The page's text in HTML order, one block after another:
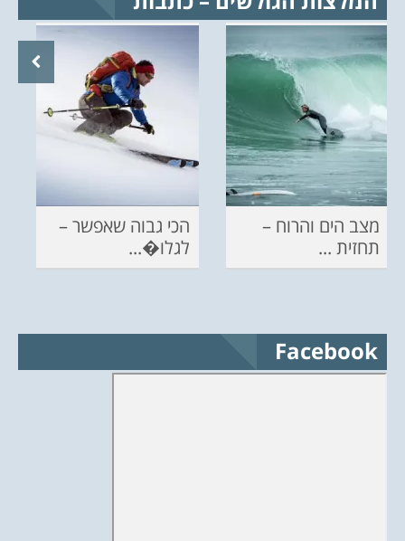
מצב הים והרוח –
תחזית ...
הכי גבוה שאפשר –
לגלו�...
Facebook